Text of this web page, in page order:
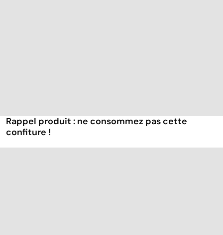
Rappel produit : ne consommez pas cette
confiture !